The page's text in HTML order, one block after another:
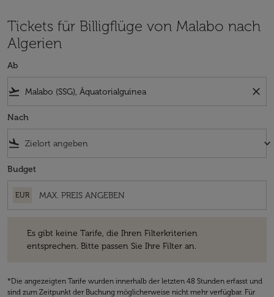
Tickets für Billigflüge von Malabo nach
Algerien
Ab
flight_takeoff close
Nach
flight_land keyboard_arrow_down
Budget
EUR
Es gibt keine Tarife, die Ihren Filterkriterien
entsprechen. Bitte passen Sie Ihre Filter an.
*Die angezeigten Tarife wurden innerhalb der letzten 48 Stunden erfasst und
sind zum Zeitpunkt der Buchung möglicherweise nicht mehr verfügbar. Für